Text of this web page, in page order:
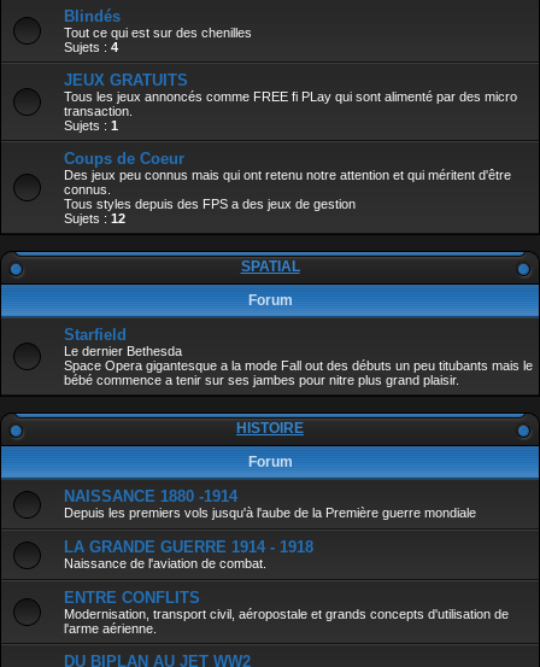
Blindés
Tout ce qui est sur des chenilles
Sujets : 4
JEUX GRATUITS
Tous les jeux annoncés comme FREE fi PLay qui sont alimenté par des micro
transaction.
Sujets : 1
Coups de Coeur
Des jeux peu connus mais qui ont retenu notre attention et qui méritent d'être
connus.
Tous styles depuis des FPS a des jeux de gestion
Sujets : 12
SPATIAL
Forum
Starfield
Le dernier Bethesda
Space Opera gigantesque a la mode Fall out des débuts un peu titubants mais le
bébé commence a tenir sur ses jambes pour nitre plus grand plaisir.
HISTOIRE
Forum
NAISSANCE 1880 -1914
Depuis les premiers vols jusqu'à l'aube de la Première guerre mondiale
LA GRANDE GUERRE 1914 - 1918
Naissance de l'aviation de combat.
ENTRE CONFLITS
Modernisation, transport civil, aéropostale et grands concepts d'utilisation de
l'arme aérienne.
DU BIPLAN AU JET WW2